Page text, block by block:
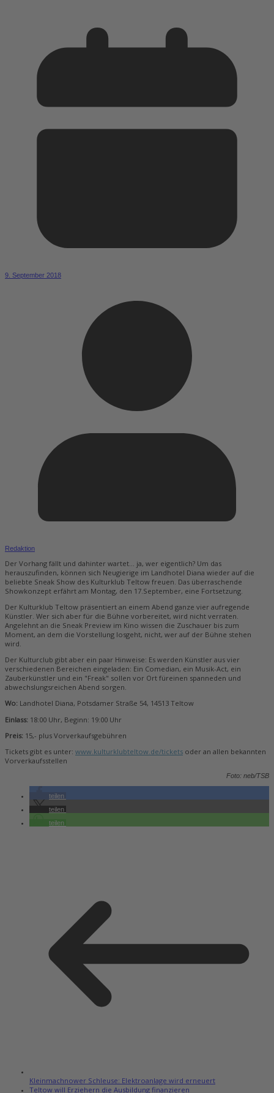
9. September 2018
Redaktion
Der Vorhang fällt und dahinter wartet… ja, wer eigentlich? Um das
herauszufinden, können sich Neugierige im Landhotel Diana wieder auf die
beliebte Sneak Show des Kulturklub Teltow freuen. Das überraschende
Showkonzept erfährt am Montag, den 17.September, eine Fortsetzung.
Der Kulturklub Teltow präsentiert an einem Abend ganze vier aufregende
Künstler. Wer sich aber für die Bühne vorbereitet, wird nicht verraten.
Angelehnt an die Sneak Preview im Kino wissen die Zuschauer bis zum
Moment, an dem die Vorstellung losgeht, nicht, wer auf der Bühne stehen
wird.
Der Kulturclub gibt aber ein paar Hinweise: Es werden Künstler aus vier
verschiedenen Bereichen eingeladen: Ein Comedian, ein Musik-Act, ein
Zauberkünstler und ein "Freak" sollen vor Ort füreinen spanneden und
abwechslungsreichen Abend sorgen.
Wo: Landhotel Diana, Potsdamer Straße 54, 14513 Teltow
Einlass: 18:00 Uhr, Beginn: 19:00 Uhr
Preis: 15,- plus Vorverkaufsgebühren
Tickets gibt es unter: www.kulturklubteltow.de/tickets oder an allen bekannten
Vorverkaufsstellen
Foto: neb/TSB
teilen
teilen
teilen
Kleinmachnower Schleuse: Elektroanlage wird erneuert
Teltow will Erziehern die Ausbildung finanzieren